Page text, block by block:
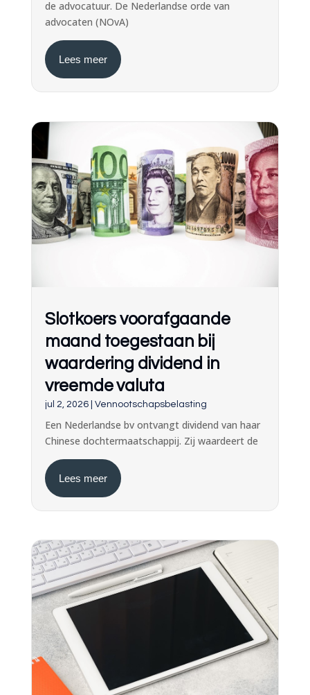
de advocatuur. De Nederlandse orde van
advocaten (NOvA)
Lees meer
Slotkoers voorafgaande
maand toegestaan bij
waardering dividend in
vreemde valuta
jul 2, 2026| Vennootschapsbelasting
Een Nederlandse bv ontvangt dividend van haar
Chinese dochtermaatschappij. Zij waardeert de
Lees meer